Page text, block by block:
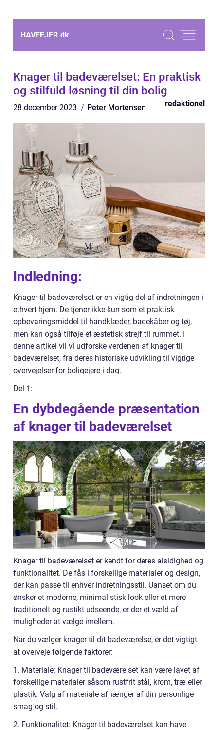
HAVEEJER.dk
Knager til badeværelset: En praktisk
og stilfuld løsning til din bolig
28 december 2023 Peter Mortensen redaktionel
Indledning:
Knager til badeværelset er en vigtig del af indretningen i
ethvert hjem. De tjener ikke kun som et praktisk
opbevaringsmiddel til håndklæder, badekåber og tøj,
men kan også tilføje et æstetisk strejf til rummet. I
denne artikel vil vi udforske verdenen af knager til
badeværelset, fra deres historiske udvikling til vigtige
overvejelser for boligejere i dag.
Del 1:
En dybdegående præsentation
af knager til badeværelset
Knager til badeværelset er kendt for deres alsidighed og
funktionalitet. De fås i forskellige materialer og design,
der kan passe til enhver indretningsstil. Uanset om du
ønsker et moderne, minimalistisk look eller et mere
traditionelt og rustikt udseende, er der et væld af
muligheder at vælge imellem.
Når du vælger knager til dit badeværelse, er det vigtigt
at overveje følgende faktorer:
1. Materiale: Knager til badeværelset kan være lavet af
forskellige materialer såsom rustfrit stål, krom, træ eller
plastik. Valg af materiale afhænger af din personlige
smag og stil.
2. Funktionalitet: Knager til badeværelset kan have